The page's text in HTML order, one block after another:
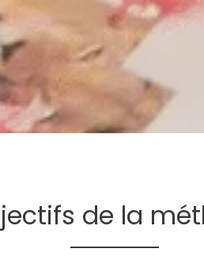
de la